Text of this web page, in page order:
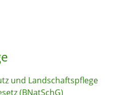
und Landschaftspflege
(BNatSchG)